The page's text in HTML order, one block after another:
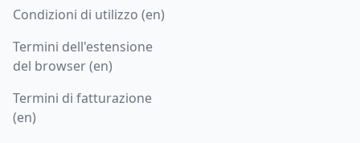
Condizioni di utilizzo (en)
Termini dell'estensione
del browser (en)
Termini di fatturazione
(en)